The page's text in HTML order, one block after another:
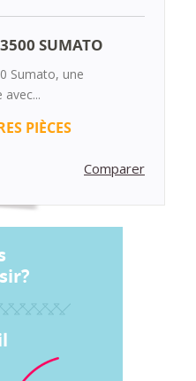
SUMATO
Sumato, une
PIÈCES
Comparer